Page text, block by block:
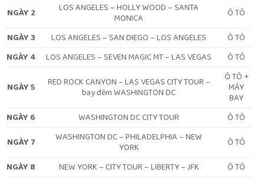
NGÀY 2
LOS ANGELES – HOLLY WOOD – SANTA
MONICA
Ô TÔ
NGÀY 3
LOS ANGELES – SAN DIEGO – LOS ANGELES
Ô TÔ
NGÀY 4
LOS ANGELES – SEVEN MAGIC MT – LAS VEGAS Ô TÔ
NGÀY 5 RED ROCK CANYON – LAS VEGAS CITY TOUR –
bay đêm WASHINGTON DC
Ô TÔ +
MÁY
BAY
NGÀY 6
WASHINGTON DC CITY TOUR
Ô TÔ
NGÀY 7
WASHINGTON DC – PHILADELPHIA – NEW
YORK
Ô TÔ
NGÀY 8
NEW YORK – CITY TOUR – LIBERTY – JFK
Ô TÔ